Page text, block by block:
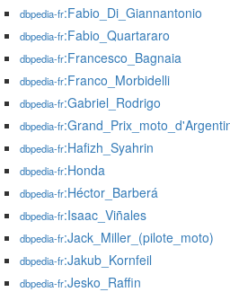
dbpedia-fr:Fabio_Di_Giannantonio
dbpedia-fr:Fabio_Quartararo
dbpedia-fr:Francesco_Bagnaia
dbpedia-fr:Franco_Morbidelli
dbpedia-fr:Gabriel_Rodrigo
dbpedia-fr
dbpedia-fr:Hafizh_Syahrin
dbpedia-fr:Honda
dbpedia-fr:Héctor_Barberá
dbpedia-fr:Isaac_Viñales
dbpedia-fr:Jack_Miller_(pilote_moto)
dbpedia-fr:Jakub_Kornfeil
dbpedia-fr:Jesko_Raffin